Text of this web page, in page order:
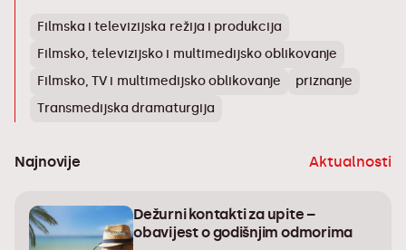
Filmska i televizijska režija i produkcija
Filmsko, televizijsko i multimedijsko oblikovanje
Filmsko, TV i multimedijsko oblikovanje
priznanje
Transmedijska dramaturgija
Najnovije Aktualnosti
Dežurni kontakti za upite –
obavijest o godišnjim odmorima